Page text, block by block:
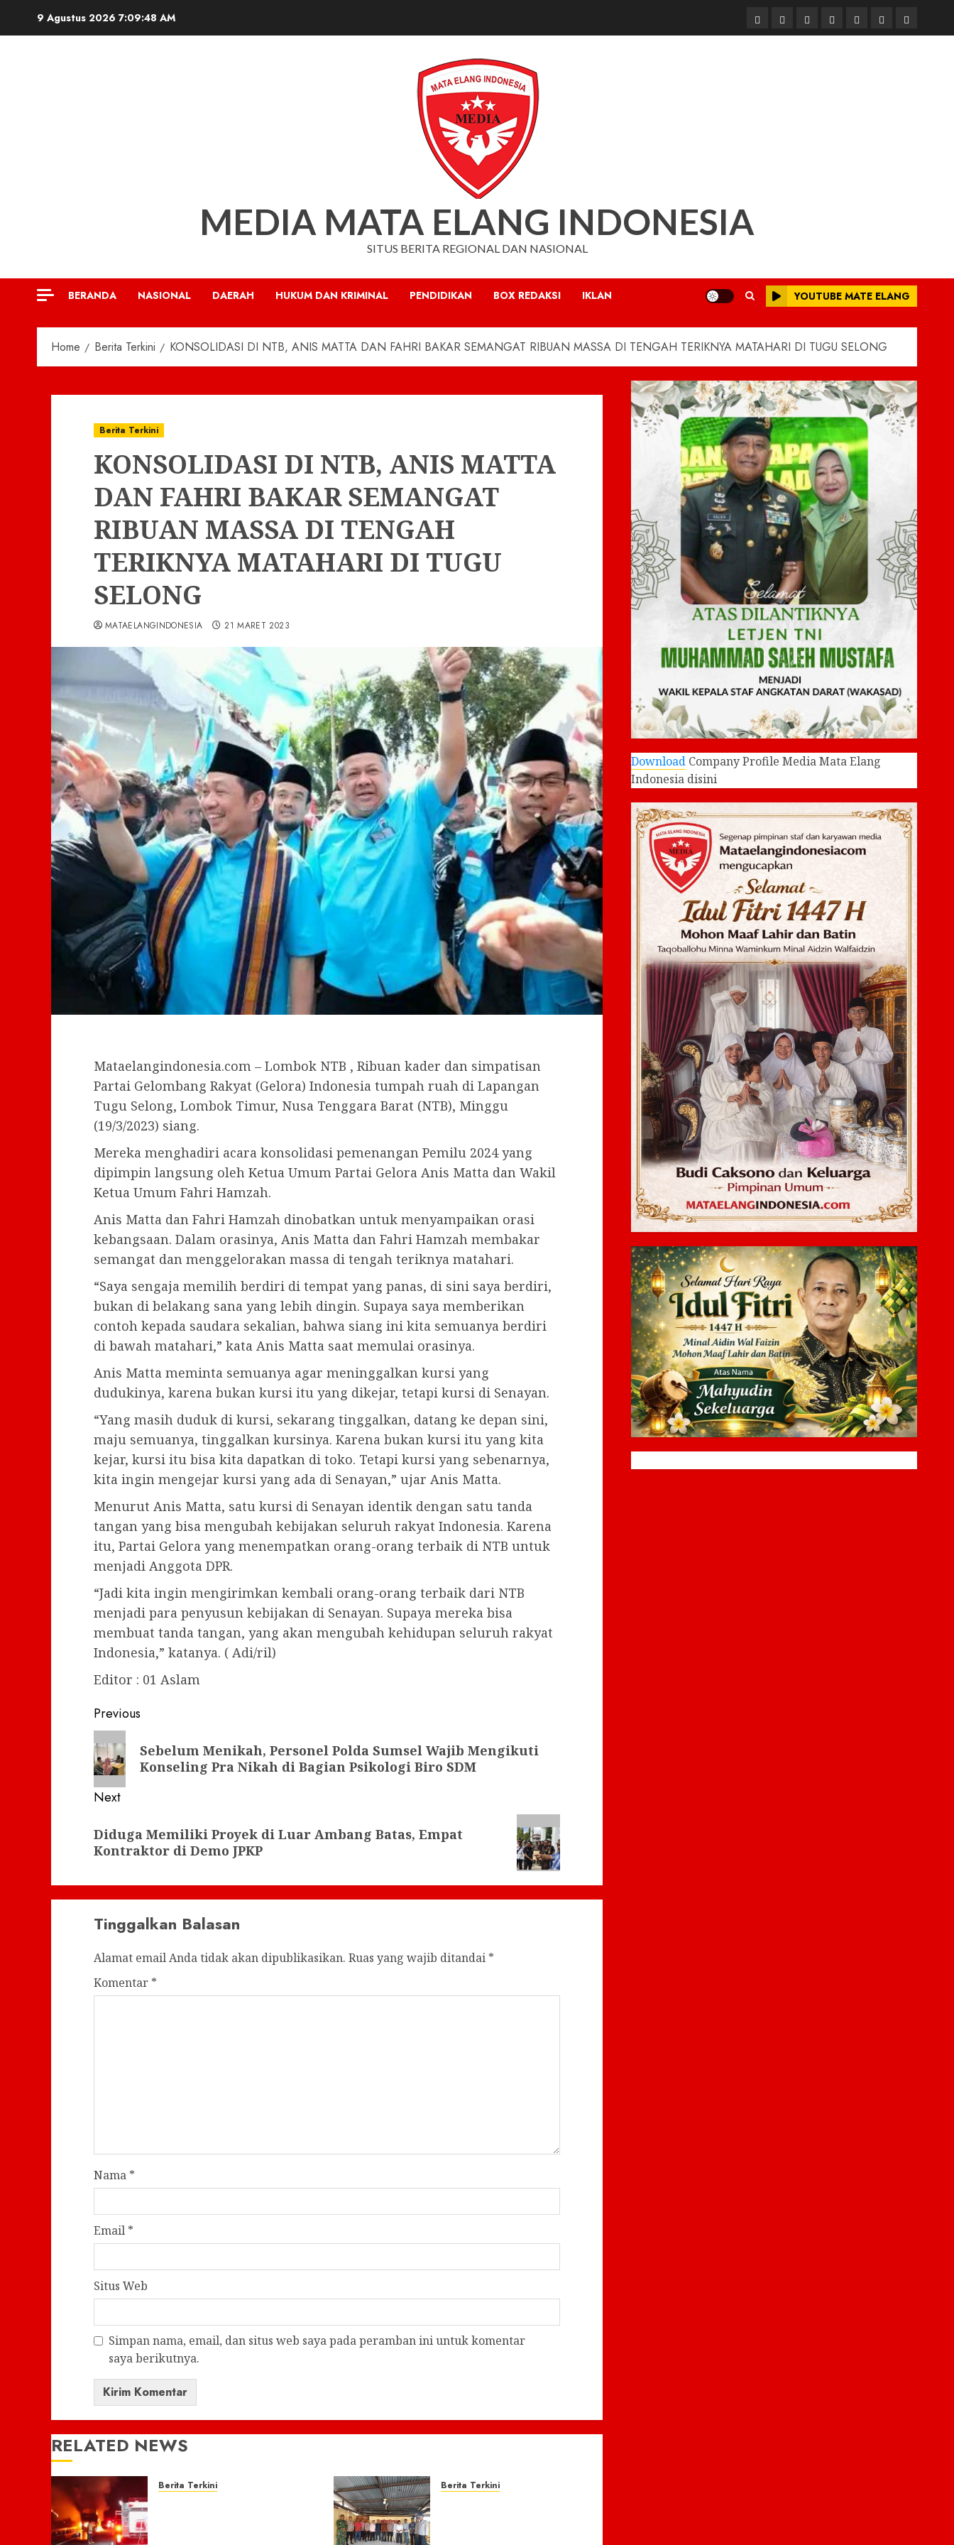
9 Agustus 2026 7:09:49 AM BerandaNasionalDaerahHukum
dan
Pendidikan
Box
Redaksi
Iklan
MEDIA MATA ELANG INDONESIA
SITUS BERITA REGIONAL DAN NASIONAL
BERANDA NASIONAL DAERAH HUKUM DAN KRIMINAL PENDIDIKAN BOX REDAKSI IKLAN YOUTUBE MATE ELANG
Home Berita Terkini KONSOLIDASI DI NTB, ANIS MATTA DAN FAHRI BAKAR SEMANGAT RIBUAN MASSA DI TENGAH TERIKNYA MATAHARI DI TUGU SELONG
Berita Terkini
KONSOLIDASI DI NTB, ANIS MATTA
DAN FAHRI BAKAR SEMANGAT
RIBUAN MASSA DI TENGAH
TERIKNYA MATAHARI DI TUGU
SELONG
MATAELANGINDONESIA 21 MARET 2023
Mataelangindonesia.com – Lombok NTB , Ribuan kader dan simpatisan
Partai Gelombang Rakyat (Gelora) Indonesia tumpah ruah di Lapangan
Tugu Selong, Lombok Timur, Nusa Tenggara Barat (NTB), Minggu
(19/3/2023) siang.
Mereka menghadiri acara konsolidasi pemenangan Pemilu 2024 yang
dipimpin langsung oleh Ketua Umum Partai Gelora Anis Matta dan Wakil
Ketua Umum Fahri Hamzah.
Anis Matta dan Fahri Hamzah dinobatkan untuk menyampaikan orasi
kebangsaan. Dalam orasinya, Anis Matta dan Fahri Hamzah membakar
semangat dan menggelorakan massa di tengah teriknya matahari.
“Saya sengaja memilih berdiri di tempat yang panas, di sini saya berdiri,
bukan di belakang sana yang lebih dingin. Supaya saya memberikan
contoh kepada saudara sekalian, bahwa siang ini kita semuanya berdiri
di bawah matahari,” kata Anis Matta saat memulai orasinya.
Anis Matta meminta semuanya agar meninggalkan kursi yang
dudukinya, karena bukan kursi itu yang dikejar, tetapi kursi di Senayan.
“Yang masih duduk di kursi, sekarang tinggalkan, datang ke depan sini,
maju semuanya, tinggalkan kursinya. Karena bukan kursi itu yang kita
kejar, kursi itu bisa kita dapatkan di toko. Tetapi kursi yang sebenarnya,
kita ingin mengejar kursi yang ada di Senayan,” ujar Anis Matta.
Menurut Anis Matta, satu kursi di Senayan identik dengan satu tanda
tangan yang bisa mengubah kebijakan seluruh rakyat Indonesia. Karena
itu, Partai Gelora yang menempatkan orang-orang terbaik di NTB untuk
menjadi Anggota DPR.
“Jadi kita ingin mengirimkan kembali orang-orang terbaik dari NTB
menjadi para penyusun kebijakan di Senayan. Supaya mereka bisa
membuat tanda tangan, yang akan mengubah kehidupan seluruh rakyat
Indonesia,” katanya. ( Adi/ril)
Editor : 01 Aslam
Post
navigation
Previous
Previous
post:
Sebelum Menikah, Personel Polda Sumsel Wajib Mengikuti
Konseling Pra Nikah di Bagian Psikologi Biro SDM
Next
post:
Diduga Memiliki Proyek di Luar Ambang Batas, Empat
Kontraktor di Demo JPKP
Tinggalkan Balasan
Alamat email Anda tidak akan dipublikasikan. Ruas yang wajib ditandai *
Komentar *
Nama *
Email *
Situs Web
Simpan nama, email, dan situs web saya pada peramban ini untuk komentar
saya berikutnya.
RELATED NEWS
Berita Terkini Berita Terkini
DownloadCompany Profile Media Mata Elang
Indonesia disini